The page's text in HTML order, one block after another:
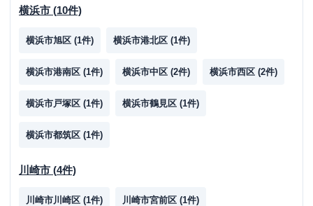
横浜市 (10件)
横浜市旭区 (1件) 横浜市港北区 (1件)
横浜市港南区 (1件) 横浜市中区 (2件) 横浜市西区 (2件)
横浜市戸塚区 (1件) 横浜市鶴見区 (1件)
横浜市都筑区 (1件)
川崎市 (4件)
川崎市川崎区 (1件) 川崎市宮前区 (1件)